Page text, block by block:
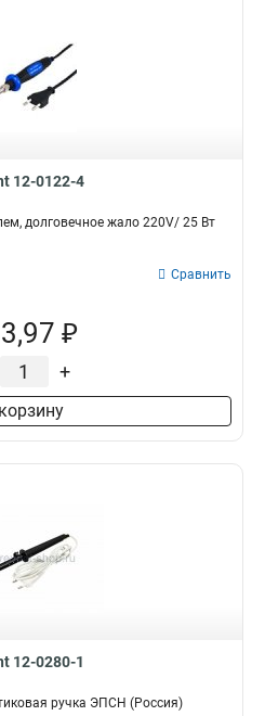
12-0122-4
долговечное жало 220V/ 25 Вт
Сравнить
₽
+
12-0280-1
ручка ЭПСН (Россия)